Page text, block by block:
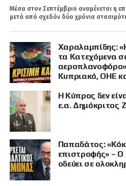
Μέσα στον Σεπτέμβριο αναμένεται η
μετά από σχεδόν δύο χρόνια
Χαραλαμπίδης:
τα Κατεχόμενα
Κυπριακό, ΟΗΕ
Η Κύπρος δεν
ε.α. Δημόκριτος
Παπαδάτος:
επιστροφής» –
οδεύει σε